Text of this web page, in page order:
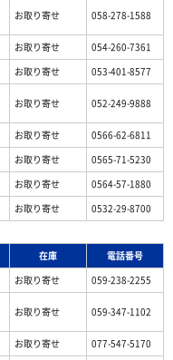
お取り寄せ 058-278-1588
お取り寄せ
054-260-7361
お取り寄せ 053-401-8577
お取り寄せ 052-249-9888
お取り寄せ
0566-62-6811
お取り寄せ
0565-71-5230
お取り寄せ
0564-57-1880
お取り寄せ 0532-29-8700
在庫
電話番号
お取り寄せ 059-238-2255
お取り寄せ 059-347-1102
お取り寄せ
077-547-5170